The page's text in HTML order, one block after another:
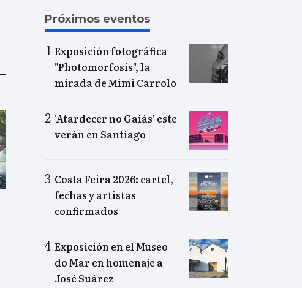
Próximos eventos
Exposición fotográfica
"Photomorfosis", la
mirada de Mimi Carrolo
‘Atardecer no Gaiás’ este
verán en Santiago
Costa Feira 2026: cartel,
fechas y artistas
confirmados
Exposición en el Museo
do Mar en homenaje a
José Suárez